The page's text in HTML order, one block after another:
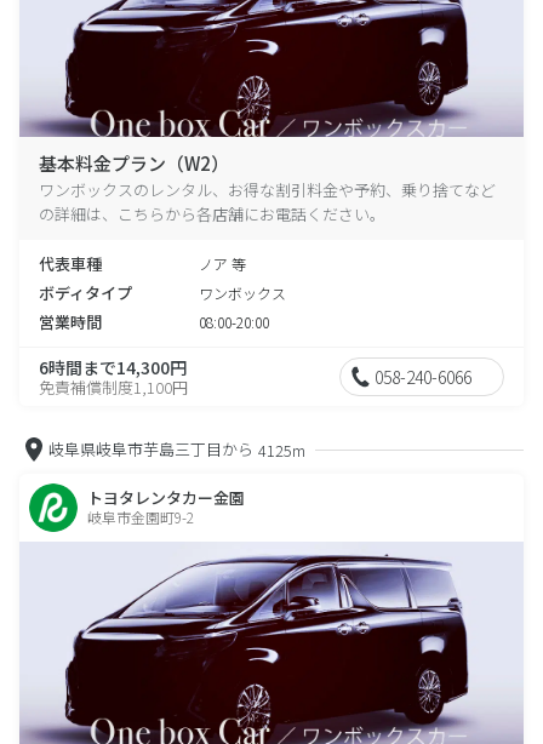
基本料金プラン（W2）
ワンボックスのレンタル、お得な割引料金や予約、乗り捨てなど
の詳細は、こちらから各店舗にお電話ください。
代表車種 ノア 等
ボディタイプ ワンボックス
営業時間 08:00-20:00
6時間まで14,300円
免責補償制度1,100円 058-240-6066
岐阜県岐阜市芋島三丁目から 4125m
トヨタレンタカー金園
岐阜市金園町9-2